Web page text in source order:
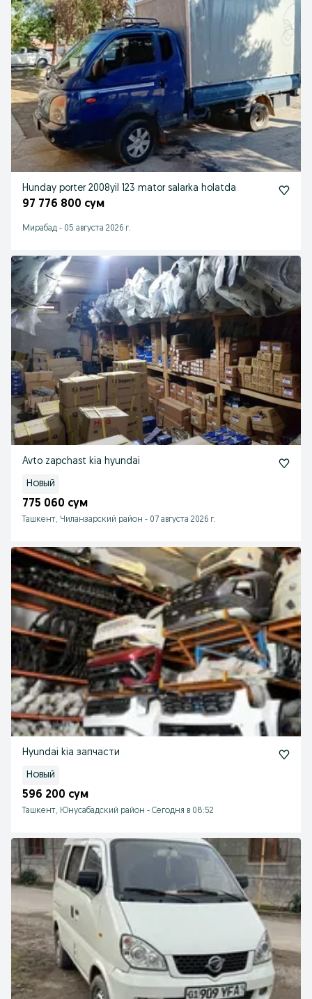
Hunday porter 2008yil 123 mator salarka holatda
97 776 800 сум
Мирабад - 05 августа 2026 г.
Avto zapchast kia hyundai
Новый
775 060 сум
Ташкент, Чиланзарский район - 07 августа 2026 г.
Hyundai kia запчасти
Новый
596 200 сум
Ташкент, Юнусабадский район - Сегодня в 08:52